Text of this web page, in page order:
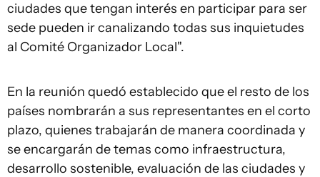
ciudades que tengan interés en participar para ser
sede pueden ir canalizando todas sus inquietudes
al Comité Organizador Local".
En la reunión quedó establecido que el resto de los
países nombrarán a sus representantes en el corto
plazo, quienes trabajarán de manera coordinada y
se encargarán de temas como infraestructura,
desarrollo sostenible, evaluación de las ciudades y